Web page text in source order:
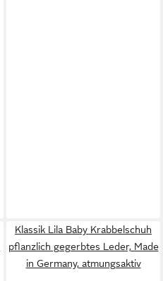
Klassik Lila Baby Krabbelschuh
pflanzlich gegerbtes Leder, Made
in Germany, atmungsaktiv